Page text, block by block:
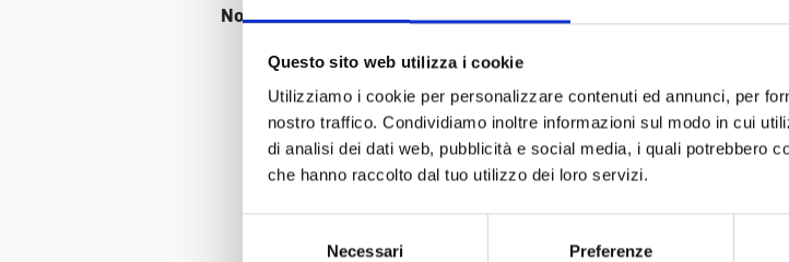
Questo sito web utilizza i cookie
Utilizziamo i cookie per personalizzare contenuti ed annunci, per
nostro traffico. Condividiamo inoltre informazioni sul modo in cui
di analisi dei dati web, pubblicità e social media, i quali potrebbero
che hanno raccolto dal tuo utilizzo dei loro servizi.
Necessari Preferenze
Nome:Zeiss Ikon Icarex 35 CS